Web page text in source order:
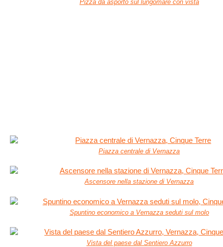
Pizza da asporto sul lungomare con vista
Piazza centrale di Vernazza
Ascensore nella stazione di Vernazza
Spuntino economico a Vernazza seduti sul molo
Vista del paese dal Sentiero Azzurro